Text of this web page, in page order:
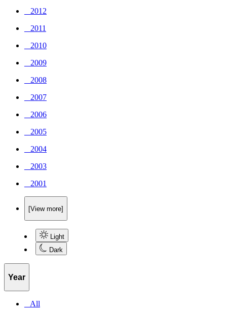
_ 2012
_ 2011
_ 2010
_ 2009
_ 2008
_ 2007
_ 2006
_ 2005
_ 2004
_ 2003
_ 2001
[View more]
Light
Dark
Year
_ All